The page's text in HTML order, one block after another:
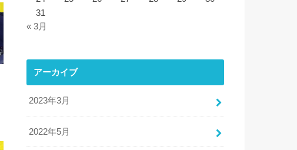
31
« 3月
アーカイブ
2023年3月
2022年5月